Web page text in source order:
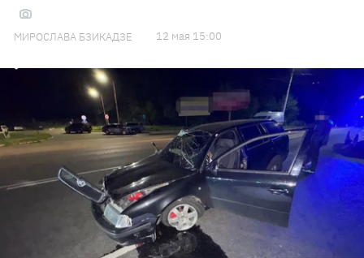
МИРОСЛАВА БЗИКАДЗЕ 12 мая 15:00